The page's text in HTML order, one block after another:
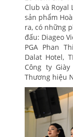
Club và Royal
sản phẩm
ra, có những
đấu: Diageo
PGA Phan
Dalat Hotel,
Công ty
Thương hiệu